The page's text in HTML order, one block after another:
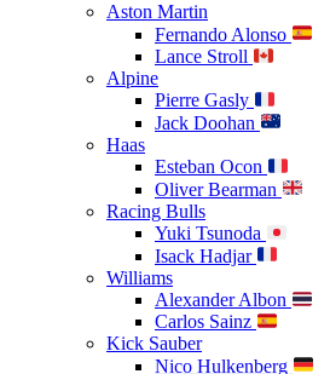
Aston Martin
Fernando Alonso
Lance Stroll
Alpine
Pierre Gasly
Jack Doohan
Haas
Esteban Ocon
Oliver Bearman
Racing Bulls
Yuki Tsunoda
Isack Hadjar
Williams
Alexander Albon
Carlos Sainz
Kick Sauber
Nico Hulkenberg